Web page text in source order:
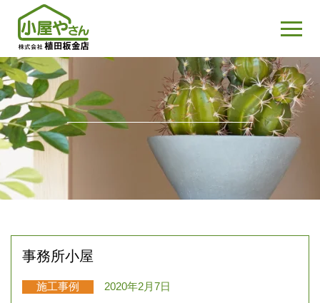
事務所小屋
施工事例 2020年2月7日